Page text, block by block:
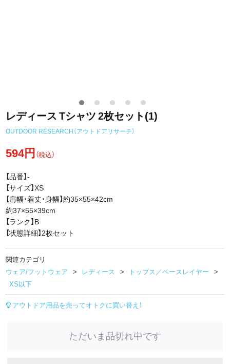
レディース Tシャツ 2枚セット(1)
OUTDOOR RESEARCH（アウトドアリサーチ）
594円（税込）
【品番】-
【サイズ】XS
【肩幅・着丈・身幅】約35×55×42cm
約37×55×39cm
【ランク】B
【状態詳細】2枚セット
関連カテゴリ
ウェア/フットウェア
レディース
トップス／ベースレイヤー
XS以下
アウトドア用品を売ってオトクに買い替え！
ただいま品切れ中です